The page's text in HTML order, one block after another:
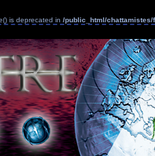
is deprecated in /public_html/chattamistes/